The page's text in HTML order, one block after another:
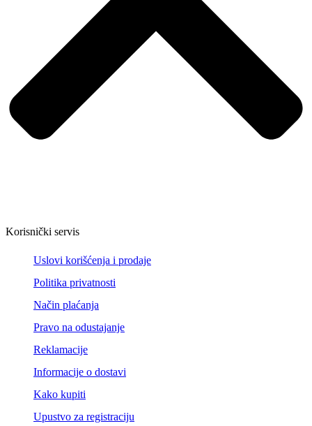
Korisnički servis
Uslovi korišćenja i prodaje
Politika privatnosti
Način plaćanja
Pravo na odustajanje
Reklamacije
Informacije o dostavi
Kako kupiti
Upustvo za registraciju